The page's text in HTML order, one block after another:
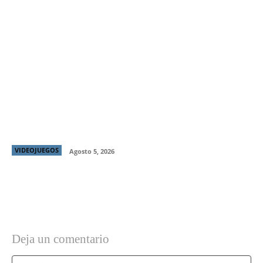
VIDEOJUEGOS Agosto 5, 2026
Deja un comentario